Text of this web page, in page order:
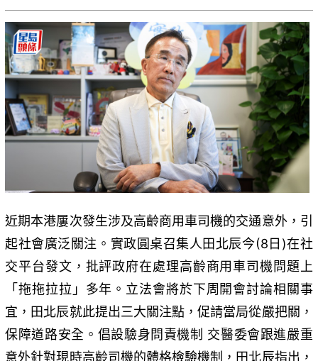
近期本港屢次發生涉及高齡商用車司機的交通意外，引
起社會廣泛關注。實政圓桌召集人田北辰今(8日)在社
交平台發文，批評政府在處理高齡商用車司機問題上
「拖拖拉拉」多年。立法會將於下周開會討論相關事
宜，田北辰就此提出三大關注點，促請當局從嚴把關，
保障道路安全。倡設驗身問責機制 交醫委會跟進嚴重
意外針對現時高齡司機的體格檢驗機制，田北辰指出，